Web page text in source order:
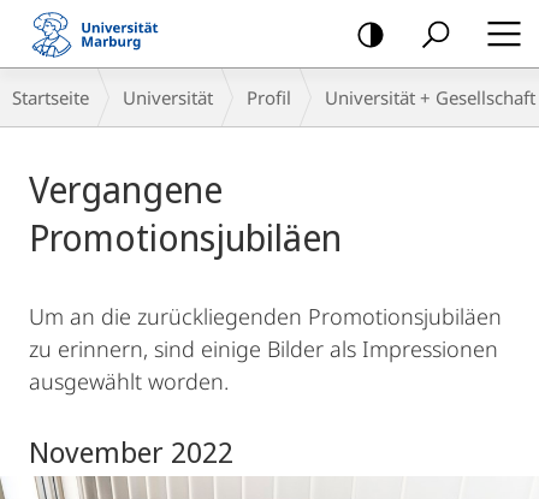
Mobile-
Navigation
Breadcrumb-
Navigation
Startseite Universität Profil Universität + Gesellschaft
Vergangene
Promotionsjubiläen
Um an die zurückliegenden Promotionsjubiläen
zu erinnern, sind einige Bilder als Impressionen
ausgewählt worden.
November 2022